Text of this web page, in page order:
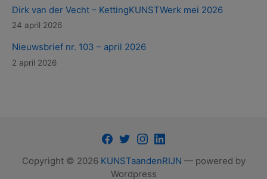
Dirk van der Vecht – KettingKUNSTWerk mei 2026
24 april 2026
Nieuwsbrief nr. 103 – april 2026
2 april 2026
Facebook
TwitterInstagram
LinkedIn
Copyright © 2026 KUNSTaandenRIJN — powered by
Wordpress